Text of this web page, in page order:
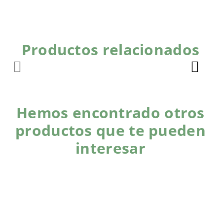
Productos relacionados
Hemos encontrado otros
productos que te pueden
interesar